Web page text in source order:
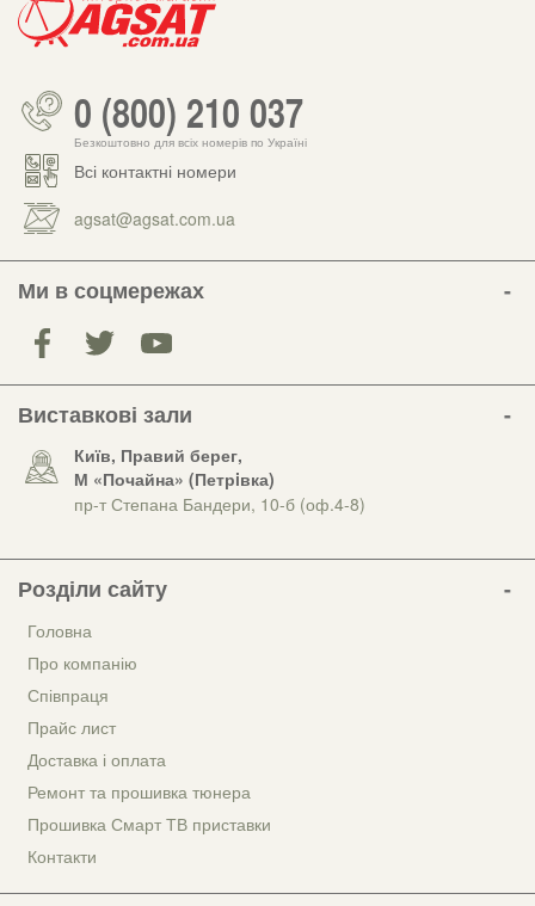
0 (800) 210 037
Безкоштовно для всіх номерів по Україні
Всі контактні номери
agsat@agsat.com.ua
Ми в соцмережах
Виставкові зали
Київ, Правий берег,
М «Почайна» (Петрiвка)
пр-т Степана Бандери, 10-б (оф.4-8)
Розділи сайту
Головна
Про компанію
Співпраця
Прайс лист
Доставка і оплата
Ремонт та прошивка тюнера
Прошивка Смарт ТВ приставки
Контакти